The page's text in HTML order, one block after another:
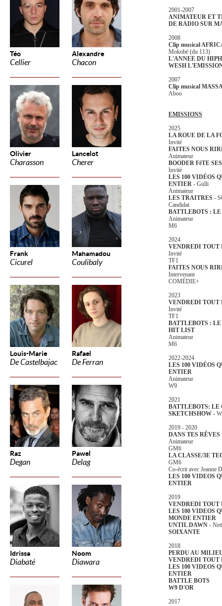
Téo
Cellier
Alexandre
Chacon
Olivier
Charasson
Lancelot
Cherer
Frank
Cicurel
Mahamadou
Coulibaly
Louis-Marie
De Castelbajac
Rafael
De Ferran
Raz
Degan
Pawel
Delag
Idrissa
Diabaté
Noom
Diawara
2001-2007
ANIMATEUR ET
DE RADIO SUR
2008
Clip musical
Mokobé (du 113)
L'ANNEE DU
WESH
2007
Clip musical
Aboo
EMISSIONS
2025
LA ROUE DE LA
Invité
FAITES NOUS
Animateur
BOODER FêTE
Invité
LES 100 VIDÉOS
ENTIER - Gulli
Animateur
LES TRAITRES -
Candidat
BATTLEBOTS : LE
Animateur
M6
2024
VENDREDI TOUT
Invité
TF1
FAITES NOUS
Intervenant
COMÉDIE+
2023
VENDREDI TOUT
Invité
TF1
BATTLEBOTS : LE
HIT LIST
Animateur
M6
2022-2024
LES 100 VIDÉOS
ENTIER
Animateur
W9
2021
BATTLEBOTS: LE
SKETCHSHOW -
2019 - 2020
DANS TES RÊVES
Animateur
GM6
LA CLASSE/3E
GM6
Co-écrit avec Jeanne
LES 100 VIDEOS
ENTIER
2019
VENDREDI TOUT
LES 100 VIDEOS
MONDE ENTIER
UNTIL DAWN -
SOIXANTE
2018
PERDU AU
VENDREDI TOUT
LES 100 VIDEOS
ENTIER
BATTLE BOTS
W9 D'OR
2017